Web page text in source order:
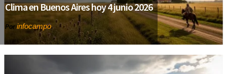
Clima en Buenos Aires hoy 4 junio 2026
Por infocampo